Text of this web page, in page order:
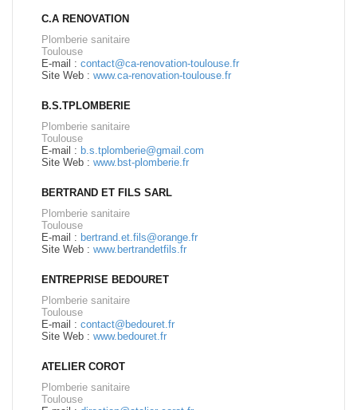
C.A RENOVATION
Plomberie sanitaire
Toulouse
E-mail : contact@ca-renovation-toulouse.fr
Site Web : www.ca-renovation-toulouse.fr
B.S.TPLOMBERIE
Plomberie sanitaire
Toulouse
E-mail : b.s.tplomberie@gmail.com
Site Web : www.bst-plomberie.fr
BERTRAND ET FILS SARL
Plomberie sanitaire
Toulouse
E-mail : bertrand.et.fils@orange.fr
Site Web : www.bertrandetfils.fr
ENTREPRISE BEDOURET
Plomberie sanitaire
Toulouse
E-mail : contact@bedouret.fr
Site Web : www.bedouret.fr
ATELIER COROT
Plomberie sanitaire
Toulouse